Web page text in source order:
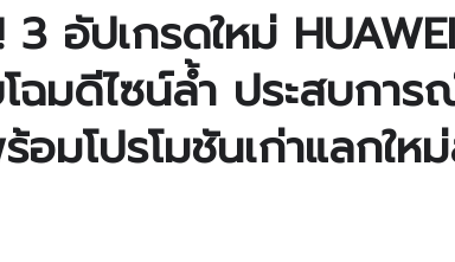
อัปเกรดใหม่
ฉมดีไซน์ล้ำ ประสบการ
อมโปรโมชันเก่าแลกให